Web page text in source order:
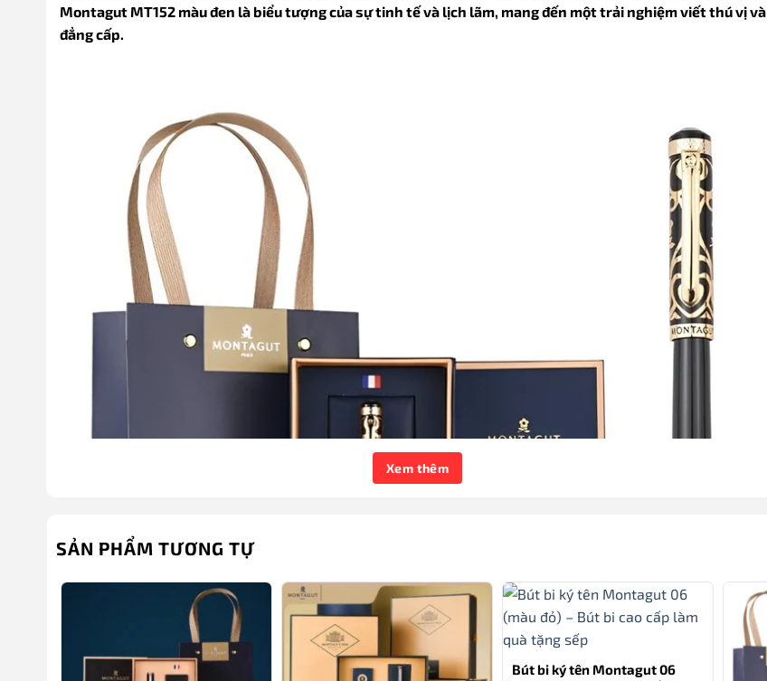
Montagut MT152 màu đen là biểu tượng của sự tinh tế và lịch lãm, mang đến một trải nghiệm viết thú vị và
đẳng cấp.
Xem thêm
SẢN PHẨM TƯƠNG TỰ
Bút bi ký tên Montagut 06